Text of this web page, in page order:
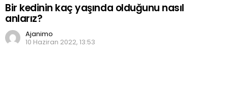
Bir kedinin kaç yaşında olduğunu nasıl
anlarız?
Ajanimo
10 Haziran 2022, 13:53